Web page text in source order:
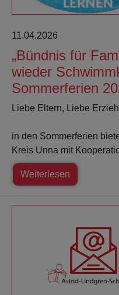
11.04.2026
„Bündnis für
wieder
Sommerferien
Liebe Eltern, Liebe
in den Sommerferien
Kreis Unna mit
Weiterlesen